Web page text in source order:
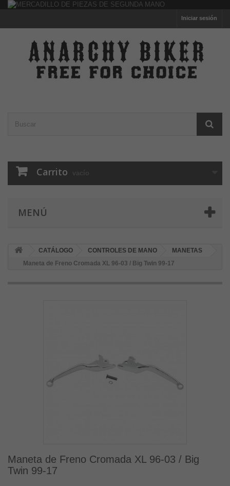
Iniciar sesión
Carrito vacío
MENÚ
CATÁLOGO CONTROLES DE MANO
MANETAS
Maneta de Freno Cromada XL 96-03 / Big Twin 99-17
Maneta de Freno Cromada XL 96-03 / Big
Twin 99-17